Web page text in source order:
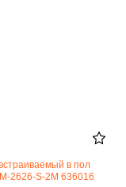
в пол
2626-S-2M 636016